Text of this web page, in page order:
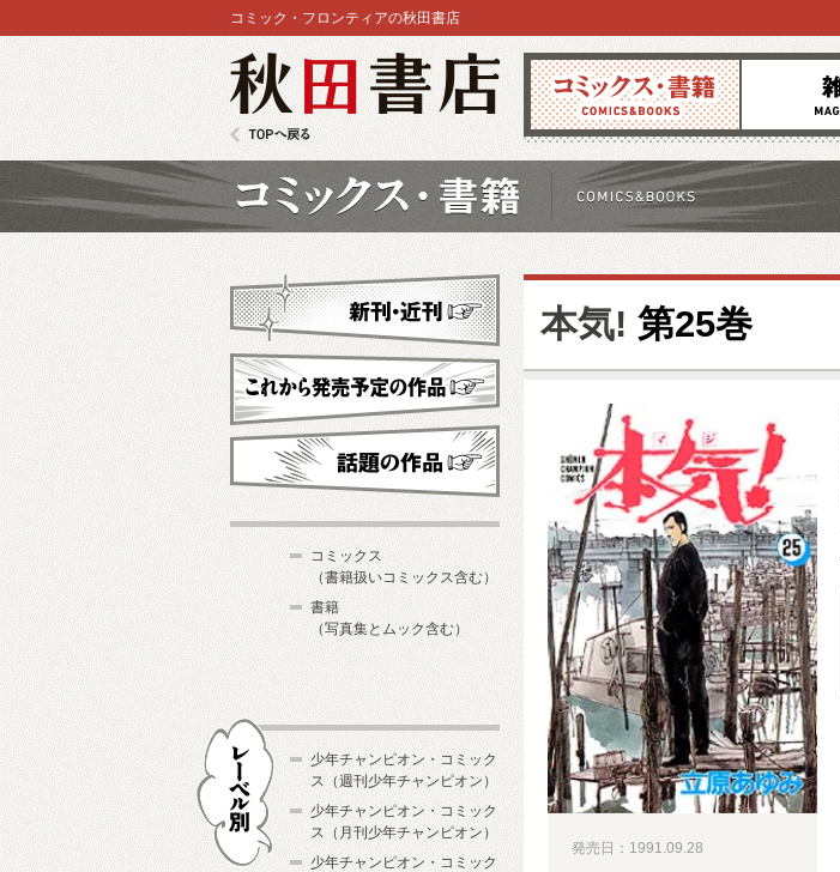
コミックス 雑誌
コミック・フロンティアの秋田書店
本気! 第25巻
発売日：1991.09.28
新刊・近刊
これから発売予定
コミックス
（書籍扱いコミックス含む）
書籍
（写真集とムック含む）
少年チャンピオン・コミック
ス（週刊少年チャンピオン）
少年チャンピオン・コミック
ス（月刊少年チャンピオン）
少年チャンピオン・コミック